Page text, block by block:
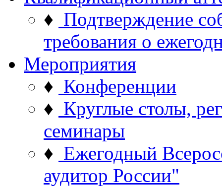
♦ Подтверждение
требования о
Мероприятия
♦ Конференции
♦ Круглые столы,
семинары
♦ Ежегодный
аудитор России"